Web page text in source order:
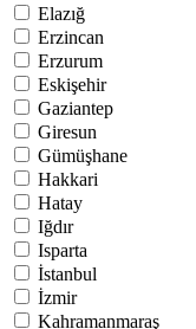
Elazığ
Erzincan
Erzurum
Eskişehir
Gaziantep
Giresun
Gümüşhane
Hakkari
Hatay
Iğdır
Isparta
İstanbul
İzmir
Kahramanmaraş